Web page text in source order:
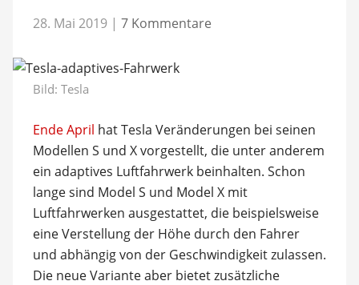
28. Mai 2019 | 7 Kommentare
Bild: Tesla
Ende April hat Tesla Veränderungen bei seinen
Modellen S und X vorgestellt, die unter anderem
ein adaptives Luftfahrwerk beinhalten. Schon
lange sind Model S und Model X mit
Luftfahrwerken ausgestattet, die beispielsweise
eine Verstellung der Höhe durch den Fahrer
und abhängig von der Geschwindigkeit zulassen.
Die neue Variante aber bietet zusätzliche